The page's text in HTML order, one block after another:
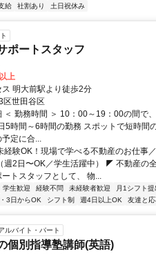
給 社割あり 土日祝休み
ポートスタッフ
上
明大前駅より徒歩2分
区世田谷区
＜ 勤務時間 ＞ 10：00～19：00の間で
5時間～6時間の勤務 スポットで短時間
定に合...
経験OK！現場で学べる不動産のお仕事
週2日〜OK／学生活躍中） ◤ 不動産の
トスタッフとして、 物...
学生歓迎 経験不問 未経験者歓迎 月1シフト提
3日からOK シフト制 週4日以上OK 友達と
ルバイト・パート
個別指導塾講師(英語)